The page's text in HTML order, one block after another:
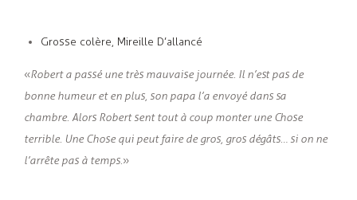
Grosse colère, Mireille D’allancé
«Robert a passé une très mauvaise journée. Il n’est pas de
bonne humeur et en plus, son papa l’a envoyé dans sa
chambre. Alors Robert sent tout à coup monter une Chose
terrible. Une Chose qui peut faire de gros, gros dégâts… si on ne
l’arrête pas à temps. »